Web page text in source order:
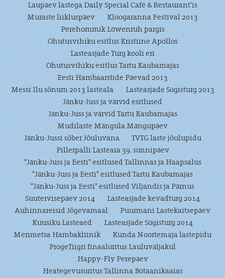
Laupäev lastega Daily Special Café & Restaurant'is
Muraste liikluspäev
Kloogaranna Festival 2013
Perehommik Löwenruh pargis
Ohutusvihiku esitlus Kristiine Apollos
Lasteasjade Turg kooli eri
Ohutusvihiku esitlus Tartu Kaubamajas
Eesti Hambaarstide Päevad 2013
Messi Ilu sõnum 2013 lasteala
Lasteasjade Sügisturg 2013
Jänku-Juss ja värvid esitlused
Jänku-Juss ja värvid Tartu Kaubamajas
Mudilaste Mängula Mängupäev
Jänku-Jussi sõber Jõuluvana
TVTG laste jõulupidu
Pillerpalli Lasteaia 39. sünnipäev
"Jänku-Juss ja Eesti" esitlused Tallinnas ja Haapsalus
"Jänku-Juss ja Eesti" esitlused Tartu Kaubamajas
"Jänku-Juss ja Eesti" esitlused Viljandis ja Pärnus
Suutervisepäev 2014
Lasteasjade kevadturg 2014
Auhinnareisid Jõgevamaal
Puurmani Lastekaitsepäev
Kuusiku Lasteaed
Lasteasjade Sügisturg 2014
Merimetsa Hambakliinik
Kunda Noortemaja lastepidu
ProgeTiigri finaalüritus Lauluväljakul
Happy-Fly Perepäev
Heategevusüritus Tallinna Botaanikaaias